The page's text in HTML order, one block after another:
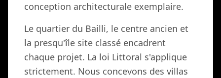
conception architecturale exemplaire.
Le quartier du Bailli, le centre ancien et
la presqu'île site classé encadrent
chaque projet. La loi Littoral s'applique
strictement. Nous concevons des villas